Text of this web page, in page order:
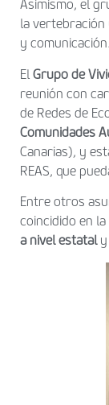
Asimismo, el
la vertebración
y comunicación.
El Grupo de
reunión con
de Redes de
Comunidades
Canarias), y
REAS, que
Entre otros
coincidido en
a nivel estataly